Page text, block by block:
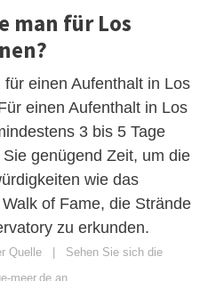
man für Los
einen Aufenthalt in Los
einen Aufenthalt in Los
3 bis 5 Tage
genügend Zeit, um die
wie das
of Fame, die Strände
zu erkunden.
Quelle | Sehen Sie sich die
meer.de an